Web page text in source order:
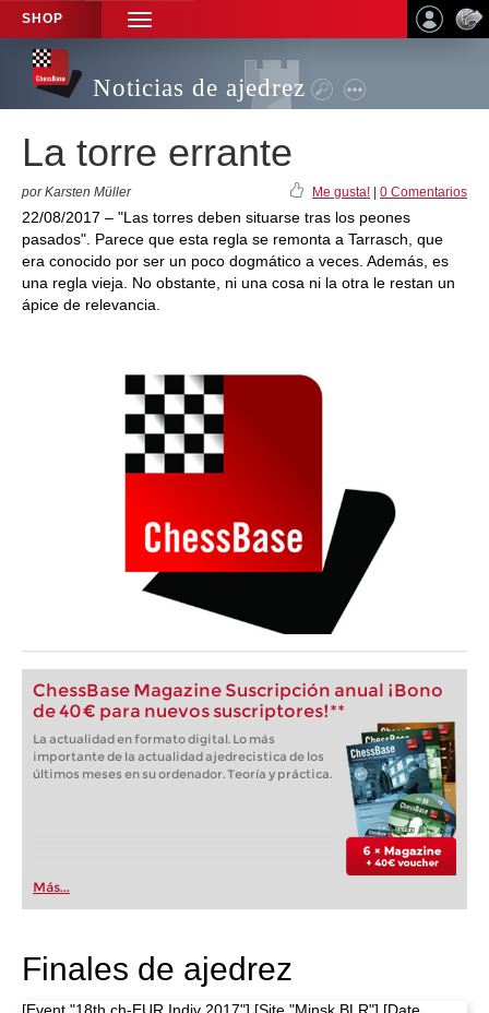
SHOP
TOGGLE
NAVIGATION
Noticias de ajedrez
La torre errante
por Karsten Müller Me gusta! 0 Comentarios
22/08/2017 – "Las torres deben situarse tras los peones
pasados". Parece que esta regla se remonta a Tarrasch, que
era conocido por ser un poco dogmático a veces. Además, es
una regla vieja. No obstante, ni una cosa ni la otra le restan un
ápice de relevancia.
ChessBase Magazine Suscripción anual ¡Bono
de 40 € para nuevos suscriptores!**
La actualidad en formato digital. Lo más
importante de la actualidad ajedrecistica de los
últimos meses en su ordenador. Teoría y práctica.
Más...
Finales de ajedrez